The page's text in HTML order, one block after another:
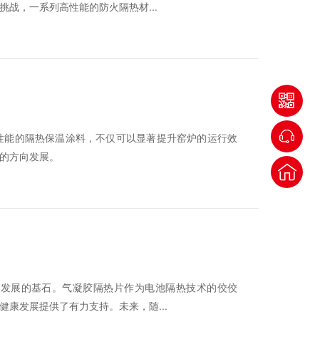
战，一系列高性能的防火隔热材...
的隔热保温涂料，不仅可以显著提升窑炉的运行效
向发展。
展的基石。气凝胶隔热片作为电池隔热技术的佼佼
康发展提供了有力支持。未来，随...